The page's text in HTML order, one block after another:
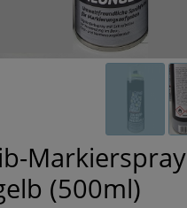
Markierspray
(500ml)